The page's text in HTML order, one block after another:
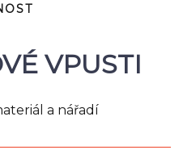
VPUSTI
a nářadí